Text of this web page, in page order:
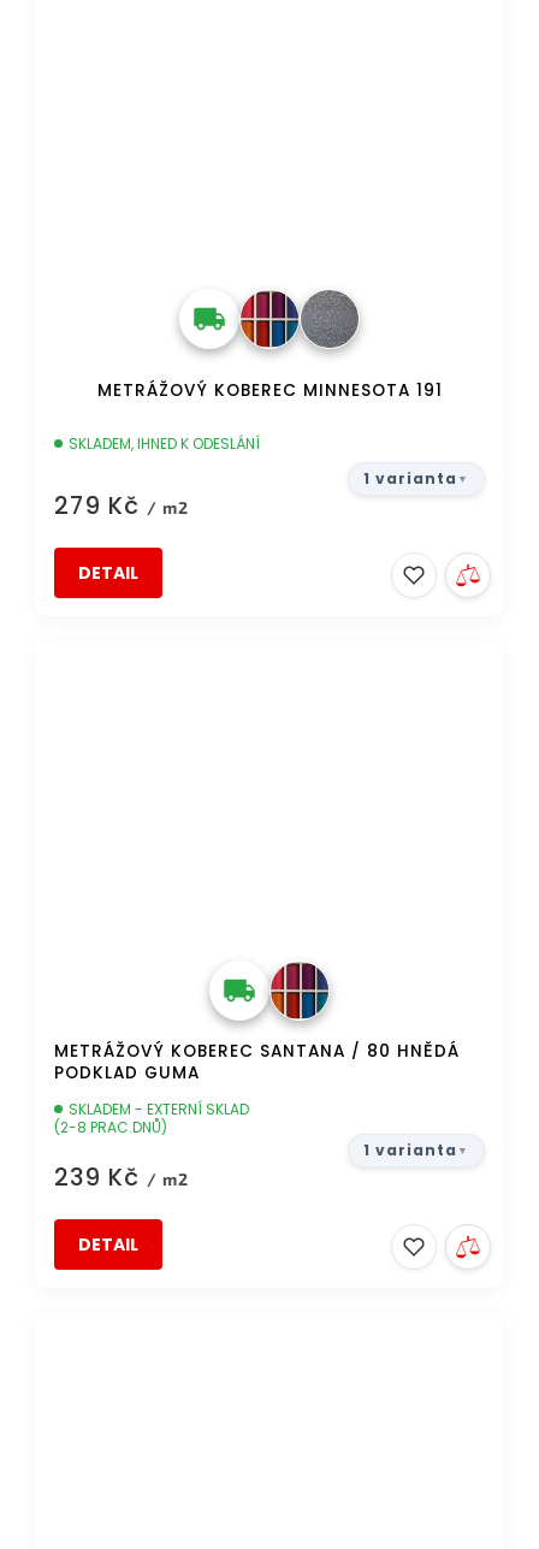
METRÁŽOVÝ KOBEREC MINNESOTA 191
SKLADEM, IHNED K ODESLÁNÍ
279 Kč / m2
DETAIL
1 varianta
METRÁŽOVÝ KOBEREC SANTANA / 80 HNĚDÁ
PODKLAD GUMA
SKLADEM - EXTERNÍ SKLAD
(2-8 PRAC.DNŮ)
239 Kč / m2
DETAIL
1 varianta